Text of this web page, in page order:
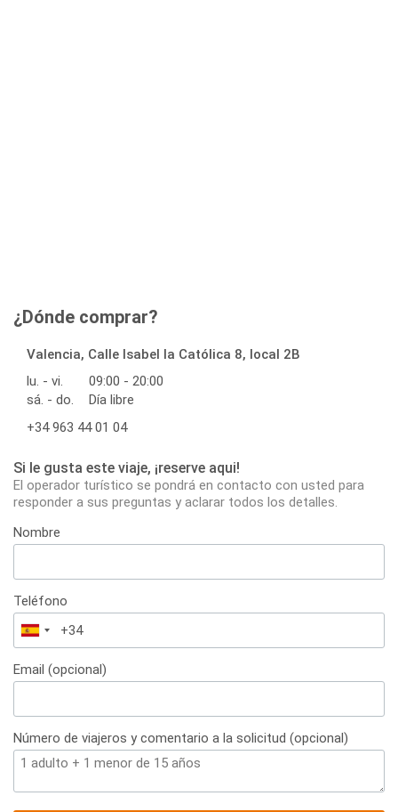
¿Dónde comprar?
Valencia, Calle Isabel la Católica 8, local 2B
lu. - vi.
09:00 - 20:00
sá. - do.
Día libre
+34 963 44 01 04
Si le gusta este viaje, ¡reserve aqui!
El operador turístico se pondrá en contacto con usted para
responder a sus preguntas y aclarar todos los detalles.
Nombre
Teléfono
España
+34
Email (opcional)
Número de viajeros y comentario a la solicitud (opcional)